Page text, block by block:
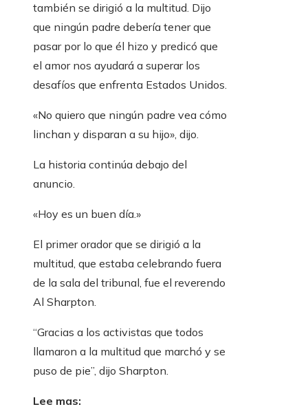
también se dirigió a la multitud. Dijo
que ningún padre debería tener que
pasar por lo que él hizo y predicó que
el amor nos ayudará a superar los
desafíos que enfrenta Estados Unidos.
«No quiero que ningún padre vea cómo
linchan y disparan a su hijo», dijo.
La historia continúa debajo del
anuncio.
«Hoy es un buen día.»
El primer orador que se dirigió a la
multitud, que estaba celebrando fuera
de la sala del tribunal, fue el reverendo
Al Sharpton.
“Gracias a los activistas que todos
llamaron a la multitud que marchó y se
puso de pie”, dijo Sharpton.
Lee mas: